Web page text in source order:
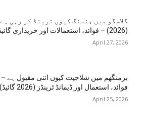
گلاسگو میں جنسنگ کیوں ٹرینڈ کر رہی ہے
(2026) – فوائد، استعمالات اور خریداری گائیڈ
April 27, 2026
برمنگھم میں شلاجیت کیوں اتنی مقبول ہے –
فوائد، استعمال اور ڈیمانڈ ٹرینڈز (2026 گائیڈ)
April 25, 2026